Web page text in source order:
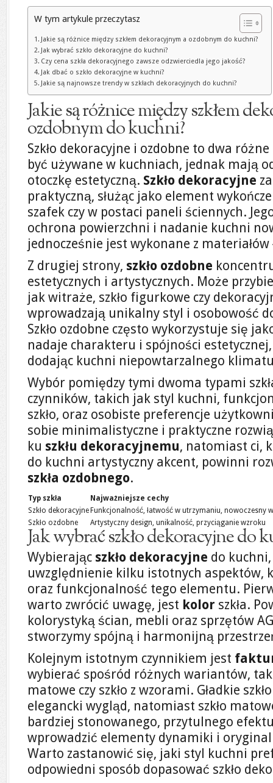
W tym artykule przeczytasz
Jakie są różnice między szkłem dekoracyjnym a ozdobnym do kuchni?
Jak wybrać szkło dekoracyjne do kuchni?
Czy cena szkła dekoracyjnego zawsze odzwierciedla jego jakość?
Jak dbać o szkło dekoracyjne w kuchni?
Jakie są najnowsze trendy w szkłach dekoracyjnych do kuchni?
Jakie są różnice między szkłem
ozdobnym do kuchni?
Szkło dekoracyjne i ozdobne to dwa
być używane w kuchniach, jednak mają
otoczkę estetyczną. Szkło dekoracyjne
praktyczną, służąc jako element
szafek czy w postaci paneli ściennych.
ochrona powierzchni i nadanie kuchni
jednocześnie jest wykonane z materiałów
Z drugiej strony, szkło ozdobne
estetycznych i artystycznych. Może
jak witraże, szkło figurkowe czy
wprowadzają unikalny styl i osobowość
Szkło ozdobne często wykorzystuje się
nadaje charakteru i spójności
dodając kuchni niepowtarzalnego
Wybór pomiędzy tymi dwoma typami
czynników, takich jak styl kuchni,
szkło, oraz osobiste preferencje
sobie minimalistyczne i praktyczne
ku szkłu dekoracyjnemu, natomiast ci,
do kuchni artystyczny akcent, powinni
szkła ozdobnego.
Typ szkła
Najważniejsze cechy
Szkło dekoracyjne Funkcjonalność, łatwość w utrzymaniu, nowoczesny
Szkło ozdobne
Artystyczny design, unikalność, przyciąganie wzroku
Jak wybrać szkło dekoracyjne do
Wybierając szkło dekoracyjne do
uwzględnienie kilku istotnych aspektów,
oraz funkcjonalność tego elementu.
warto zwrócić uwagę, jest kolor szkła.
kolorystyką ścian, mebli oraz sprzętów
stworzymy spójną i harmonijną
Kolejnym istotnym czynnikiem jest
wybierać spośród różnych wariantów,
matowe czy szkło z wzorami. Gładkie
elegancki wygląd, natomiast szkło
bardziej stonowanego, przytulnego
wprowadzić elementy dynamiki i
Warto zastanowić się, jaki styl kuchni
odpowiedni sposób dopasować szkło